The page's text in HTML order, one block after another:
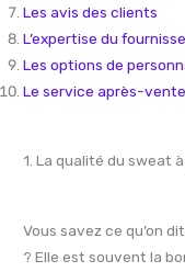
Les avis des clients
L’expertise du
Les options de
Le service après-vente
1. La qualité du sweat
Vous savez ce qu’on
? Elle est souvent la